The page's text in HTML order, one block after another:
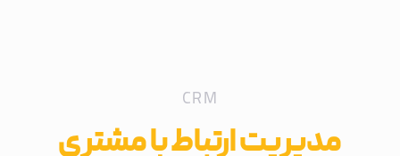
CRM
مدیریت ارتباط با مشتری